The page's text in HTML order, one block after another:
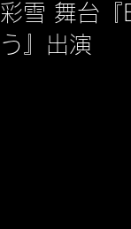
彩雪 舞台『
う』出演